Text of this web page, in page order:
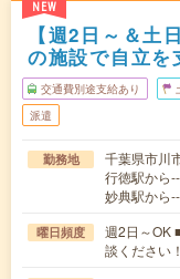
NEW
【週2日～＆土
の施設で自立を
交通費別途支給あり
派遣
勤務地
千葉県市川
行徳駅から
妙典駅から
曜日頻度
週2日～OK
談ください！